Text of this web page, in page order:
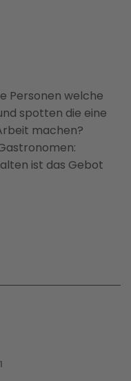
Personen welche
spotten die eine
machen?
ist das Gebot